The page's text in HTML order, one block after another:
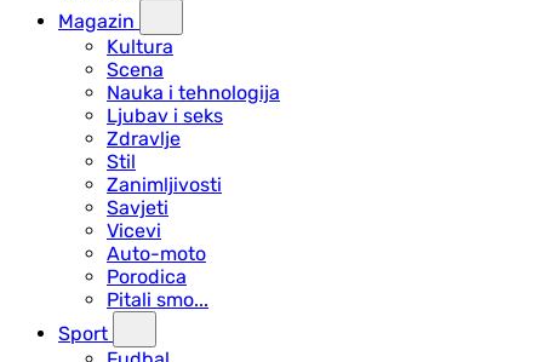
Magazin
Kultura
Scena
Nauka i tehnologija
Ljubav i seks
Zdravlje
Stil
Zanimljivosti
Savjeti
Vicevi
Auto-moto
Porodica
Pitali smo...
Sport